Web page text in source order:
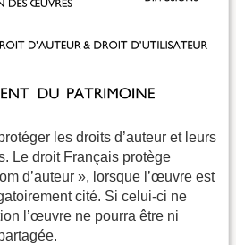
les droits d’auteur et leurs
Le droit Français protège
d’auteur », lorsque l’œuvre est
cité. Si celui-ci ne
l’œuvre ne pourra être ni